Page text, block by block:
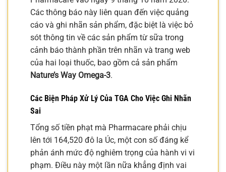
Các thông báo này liên quan đến việc quảng
cáo và ghi nhãn sản phẩm, đặc biệt là việc bỏ
sót thông tin về các sản phẩm từ sữa trong
cảnh báo thành phần trên nhãn và trang web
của hai loại thuốc, bao gồm cả sản phẩm
Nature’s Way Omega-3.
Các Biện Pháp Xử Lý Của TGA Cho Việc Ghi Nhãn
Sai
Tổng số tiền phạt mà Pharmacare phải chịu
lên tới 164,520 đô la Úc, một con số đáng kể
phản ánh mức độ nghiêm trọng của hành vi vi
phạm. Điều này một lần nữa khẳng định vai